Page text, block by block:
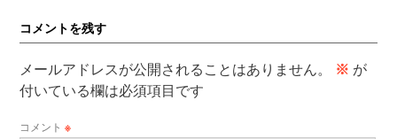
コメントを残す
メールアドレスが公開されることはありません。 ※ が
付いている欄は必須項目です
コメント※